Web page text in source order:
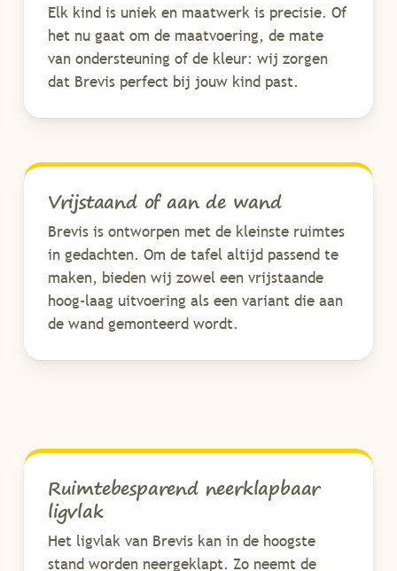
Elk kind is uniek en maatwerk is precisie. Of
het nu gaat om de maatvoering, de mate
van ondersteuning of de kleur: wij zorgen
dat Brevis perfect bij jouw kind past.
Vrijstaand of aan de wand
Brevis is ontworpen met de kleinste ruimtes
in gedachten. Om de tafel altijd passend te
maken, bieden wij zowel een vrijstaande
hoog-laag uitvoering als een variant die aan
de wand gemonteerd wordt.
Ruimtebesparend neerklapbaar
ligvlak
Het ligvlak van Brevis kan in de hoogste
stand worden neergeklapt. Zo neemt de